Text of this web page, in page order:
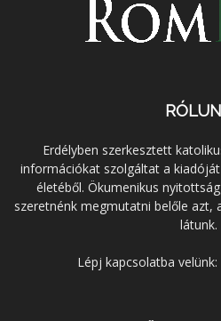
Erdélyben szerkesztett
információkat szolgáltat a
életéből. Ökumenikus
szeretnénk megmutatni belőle azt,
látunk.
Lépj kapcsolatba velünk: